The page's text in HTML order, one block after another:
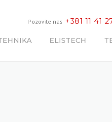
Pozovite nas +381 11 41
ELISTECH